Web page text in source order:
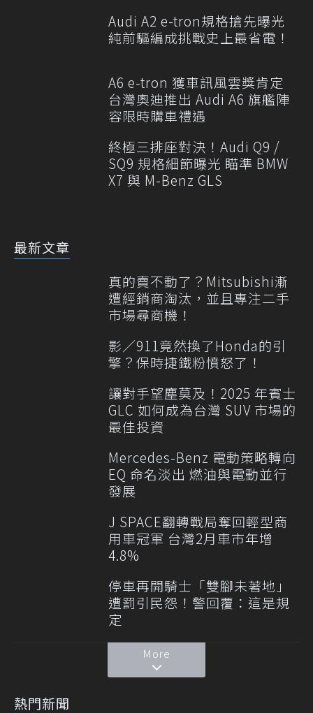
Audi A2 e-tron規格搶先曝光
純前驅編成挑戰史上最省電！
A6 e-tron 獲車訊風雲獎肯定
台灣奧迪推出 Audi A6 旗艦陣
容限時購車禮遇
終極三排座對決！Audi Q9 /
SQ9 規格細節曝光 瞄準 BMW
X7 與 M-Benz GLS
最新文章
真的賣不動了？Mitsubishi漸
遭經銷商淘汰，並且專注二手
市場尋商機！
影／911竟然換了Honda的引
擎？保時捷鐵粉憤怒了！
讓對手望塵莫及！2025 年賓士
GLC 如何成為台灣 SUV 市場的
最佳投資
Mercedes-Benz 電動策略轉向
EQ 命名淡出 燃油與電動並行
發展
J SPACE翻轉戰局奪回輕型商
用車冠軍 台灣2月車市年增
4.8%
停車再開騎士「雙腳未著地」
遭罰引民怨！警回覆：這是規
定
More
熱門新聞